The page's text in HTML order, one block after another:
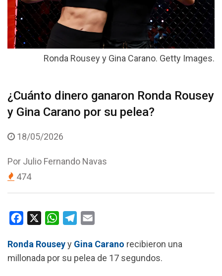
Ronda Rousey y Gina Carano. Getty Images.
¿Cuánto dinero ganaron Ronda Rousey
y Gina Carano por su pelea?
18/05/2026
Por Julio Fernando Navas
474
c
e
W
a
t
l
e
a
i
Ronda Rouseyy Gina Carano recibieron una
millonada por su pelea de 17 segundos.